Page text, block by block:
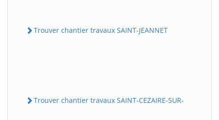
Trouver chantier travaux SAINT-JEANNET
Trouver chantier travaux SAINT-CEZAIRE-SUR-